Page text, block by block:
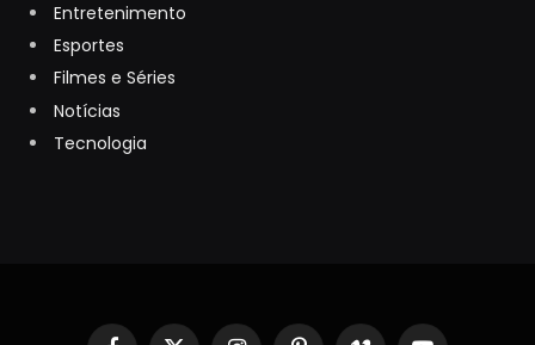
Entretenimento
Esportes
Filmes e Séries
Notícias
Tecnologia